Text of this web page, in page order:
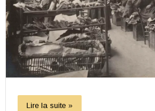
Lire la suite »